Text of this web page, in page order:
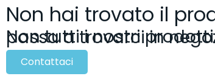
Non hai trovato il
Non tutti i nostri prodotti sono online! Scrivici o passa a trovarci in
Contattaci